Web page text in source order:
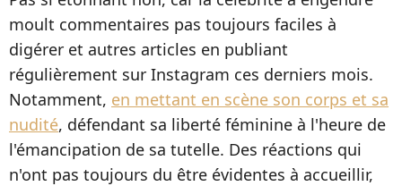
moult commentaires pas toujours faciles à
digérer et autres articles en publiant
régulièrement sur Instagram ces derniers mois.
Notamment, en mettant en scène son corps et sa
nudité, défendant sa liberté féminine à l'heure de
l'émancipation de sa tutelle. Des réactions qui
n'ont pas toujours du être évidentes à accueillir,